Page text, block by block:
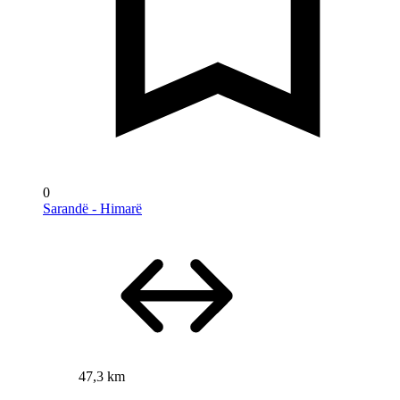
0
Sarandë - Himarë
47,3 km